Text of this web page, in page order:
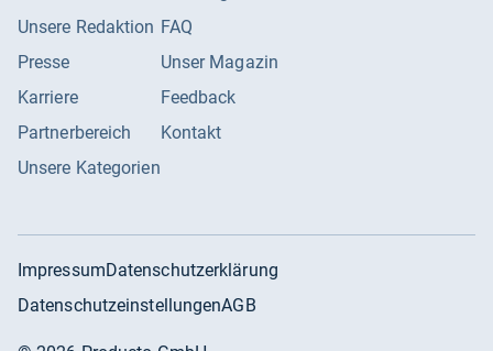
Unsere Redaktion
Presse
Karriere
Partnerbereich
Unsere Kategorien
FAQ
Unser Magazin
Feedback
Kontakt
ImpressumDatenschutzerklärung
DatenschutzeinstellungenAGB